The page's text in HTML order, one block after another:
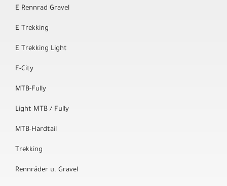
E Rennrad Gravel
E Trekking
E Trekking Light
E-City
MTB-Fully
Light MTB / Fully
MTB-Hardtail
Trekking
Rennräder u. Gravel